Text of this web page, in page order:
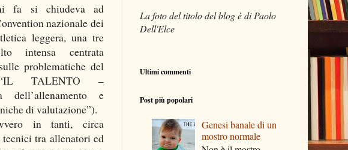
fa si chiudeva ad
nazionale dei
leggera, una tre
intensa centrata
problematiche del
TALENTO –
dell’allenamento e
di valutazione”).
in tanti, circa
tecnici tra allenatori ed
La foto del titolo del blog è di Paolo
Dell'Elce
Ultimi commenti
Post più popolari
Genesi banale di un
mostro normale